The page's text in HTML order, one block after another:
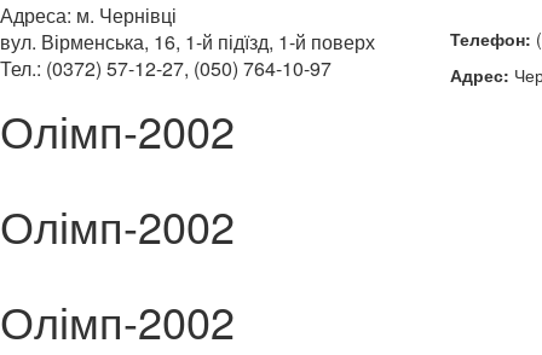
Телефон:
Адрес:
Адреса: м. Чернівці
вул. Вірменська, 16, 1-й підїзд, 1-й поверх
Тел.: (0372) 57-12-27, (050) 764-10-97
Олімп-2002
Олімп-2002
Олімп-2002